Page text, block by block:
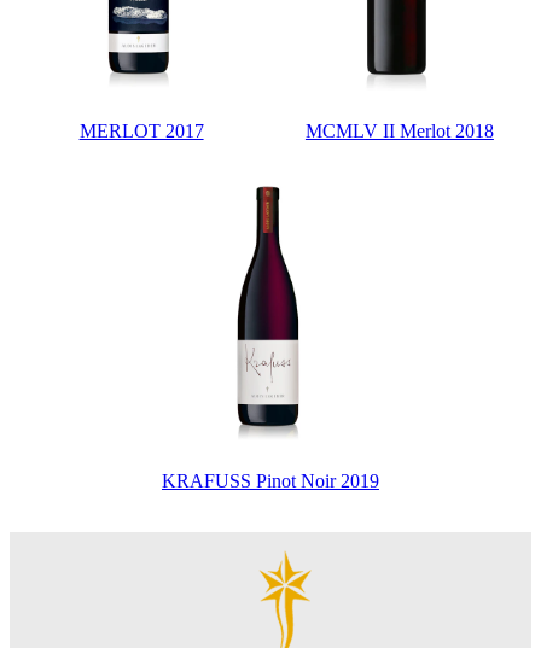
MERLOT 2017 MCMLV II Merlot 2018
KRAFUSS Pinot Noir 2019